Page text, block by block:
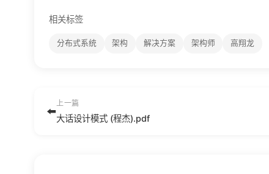
相关标签
分布式系统 架构 解决方案 架构师 高翔龙
⬅️
上一篇
大话设计模式 (程杰).pdf